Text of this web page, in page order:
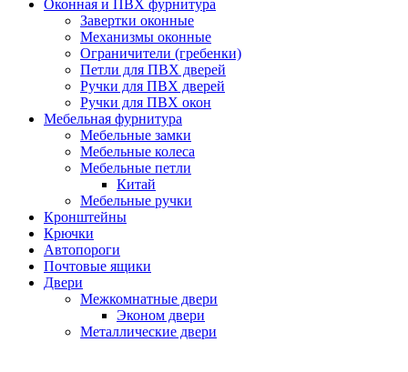
Оконная и ПВХ фурнитура
Завертки оконные
Механизмы оконные
Ограничители (гребенки)
Петли для ПВХ дверей
Ручки для ПВХ дверей
Ручки для ПВХ окон
Мебельная фурнитура
Мебельные замки
Мебельные колеса
Мебельные петли
Китай
Мебельные ручки
Кронштейны
Крючки
Автопороги
Почтовые ящики
Двери
Межкомнатные двери
Эконом двери
Металлические двери